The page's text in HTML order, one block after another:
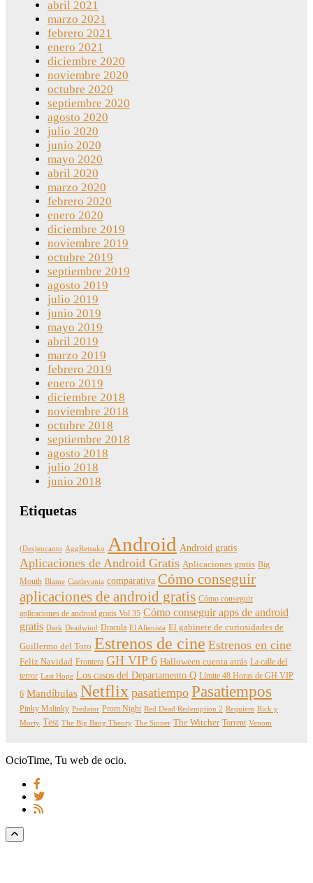
abril 2021
marzo 2021
febrero 2021
enero 2021
diciembre 2020
noviembre 2020
octubre 2020
septiembre 2020
agosto 2020
julio 2020
junio 2020
mayo 2020
abril 2020
marzo 2020
febrero 2020
enero 2020
diciembre 2019
noviembre 2019
octubre 2019
septiembre 2019
agosto 2019
julio 2019
junio 2019
mayo 2019
abril 2019
marzo 2019
febrero 2019
enero 2019
diciembre 2018
noviembre 2018
octubre 2018
septiembre 2018
agosto 2018
julio 2018
junio 2018
Etiquetas
(Des)encanto AggRetsuko Android Android gratis
Aplicaciones de Android Gratis Aplicaciones gratis Big
Mouth Blame Castlevania comparativa Cómo conseguir
aplicaciones de android gratis Cómo conseguir
aplicaciones de android gratis Vol 35 Cómo conseguir apps de android
gratis Dark Deadwind Dracula El Alienista El gabinete de curiosidades de
Guillermo del Toro Estrenos de cine Estrenos en cine
Feliz Navidad Frontera GH VIP 6 Halloween cuenta atrás La calle del
terror Last Hope Los casos del Departamento Q Límite 48 Horas de GH VIP
6 Mandíbulas Netflix pasatiempo Pasatiempos
Pinky Malinky Predator Prom Night Red Dead Redemption 2 Requiem Rick y
Morty Test The Big Bang Theory The Sinner The Witcher Torrent Venom
OcioTime, Tu web de ocio.